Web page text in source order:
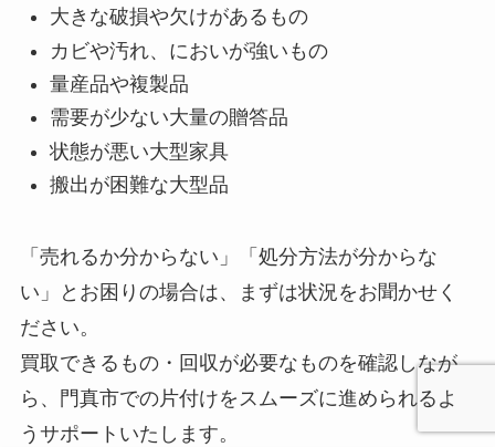
大きな破損や欠けがあるもの
カビや汚れ、においが強いもの
量産品や複製品
需要が少ない大量の贈答品
状態が悪い大型家具
搬出が困難な大型品
「売れるか分からない」「処分方法が分からな
い」とお困りの場合は、まずは状況をお聞かせく
ださい。
買取できるもの・回収が必要なものを確認しなが
ら、門真市での片付けをスムーズに進められるよ
うサポートいたします。